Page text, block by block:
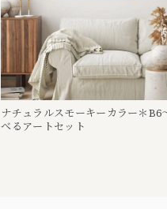
ナチュラルスモーキーカラー＊B6
べるアートセット